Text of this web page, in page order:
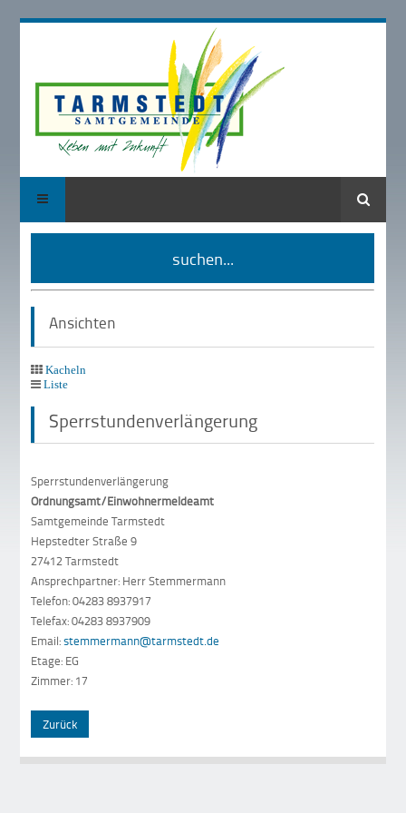
Suche
suchen...
Ansichten
Kacheln
Liste
Sperrstundenverlängerung
Sperrstundenverlängerung
Ordnungsamt/Einwohnermeldeamt
Samtgemeinde Tarmstedt
Hepstedter Straße 9
27412 Tarmstedt
Ansprechpartner: Herr Stemmermann
Telefon: 04283 8937917
Telefax: 04283 8937909
Email:stemmermann@tarmstedt.de
Etage: EG
Zimmer: 17
Zurück